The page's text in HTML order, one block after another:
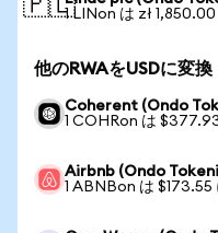
🇵🇱1 LINon は zł
他のRWAをUSDに変換
Coherent (Ondo
1 COHRon は
Airbnb (Ondo
1 ABNBon は $173.55